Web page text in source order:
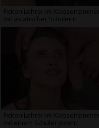
Ficken Lehrer im Klassenzimmer
mit asiatischer Schülerin
Ficken Lehrer im Klassenzimmer
mit einem Schüler jovenc